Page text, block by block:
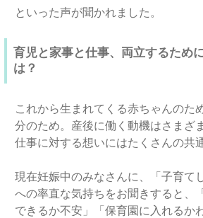
といった声が聞かれました。
育児と家事と仕事、両立するため
は？
これから生まれてくる赤ちゃんのた
分のため。産後に働く動機はさまざ
仕事に対する想いにはたくさんの共
現在妊娠中のみなさんに、「子育て
への率直な気持ちをお聞きすると、
できるか不安」「保育園に入れるか